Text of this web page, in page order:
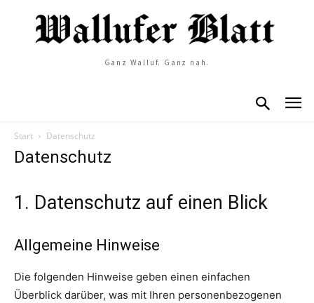
Ganz Walluf. Ganz nah.
Start Datenschutz
Datenschutz
1. Datenschutz auf einen Blick
Allgemeine Hinweise
Die folgenden Hinweise geben einen einfachen
Überblick darüber, was mit Ihren personenbezogenen